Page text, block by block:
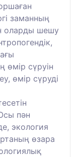
заманның
оларды шешу
өмір сүруін
өмір сүруді
пән
экология
өзара